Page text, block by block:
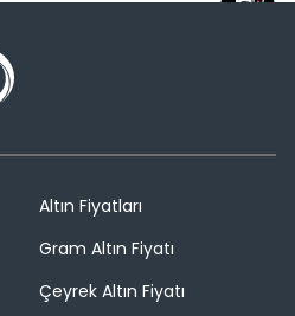
Altın Fiyatları
Gram Altın Fiyatı
Çeyrek Altın Fiyatı